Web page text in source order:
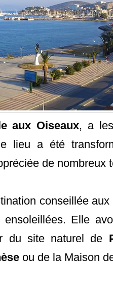
aux Oiseaux, a
lieu a été
de nombreux
conseillée
Elle
du site naturel de
ou de la Maison